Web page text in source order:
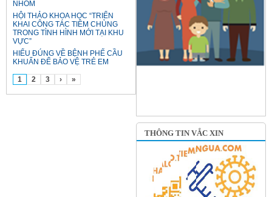
NHÓM
HỘI THẢO KHOA HỌC “TRIỂN
KHAI CÔNG TÁC TIÊM CHỦNG
TRONG TÌNH HÌNH MỚI TẠI KHU
VỰC”
HIỂU ĐÚNG VỀ BỆNH PHẾ CẦU
KHUẨN ĐỂ BẢO VỆ TRẺ EM
1 2 3 › »
THÔNG TIN VẮC XIN